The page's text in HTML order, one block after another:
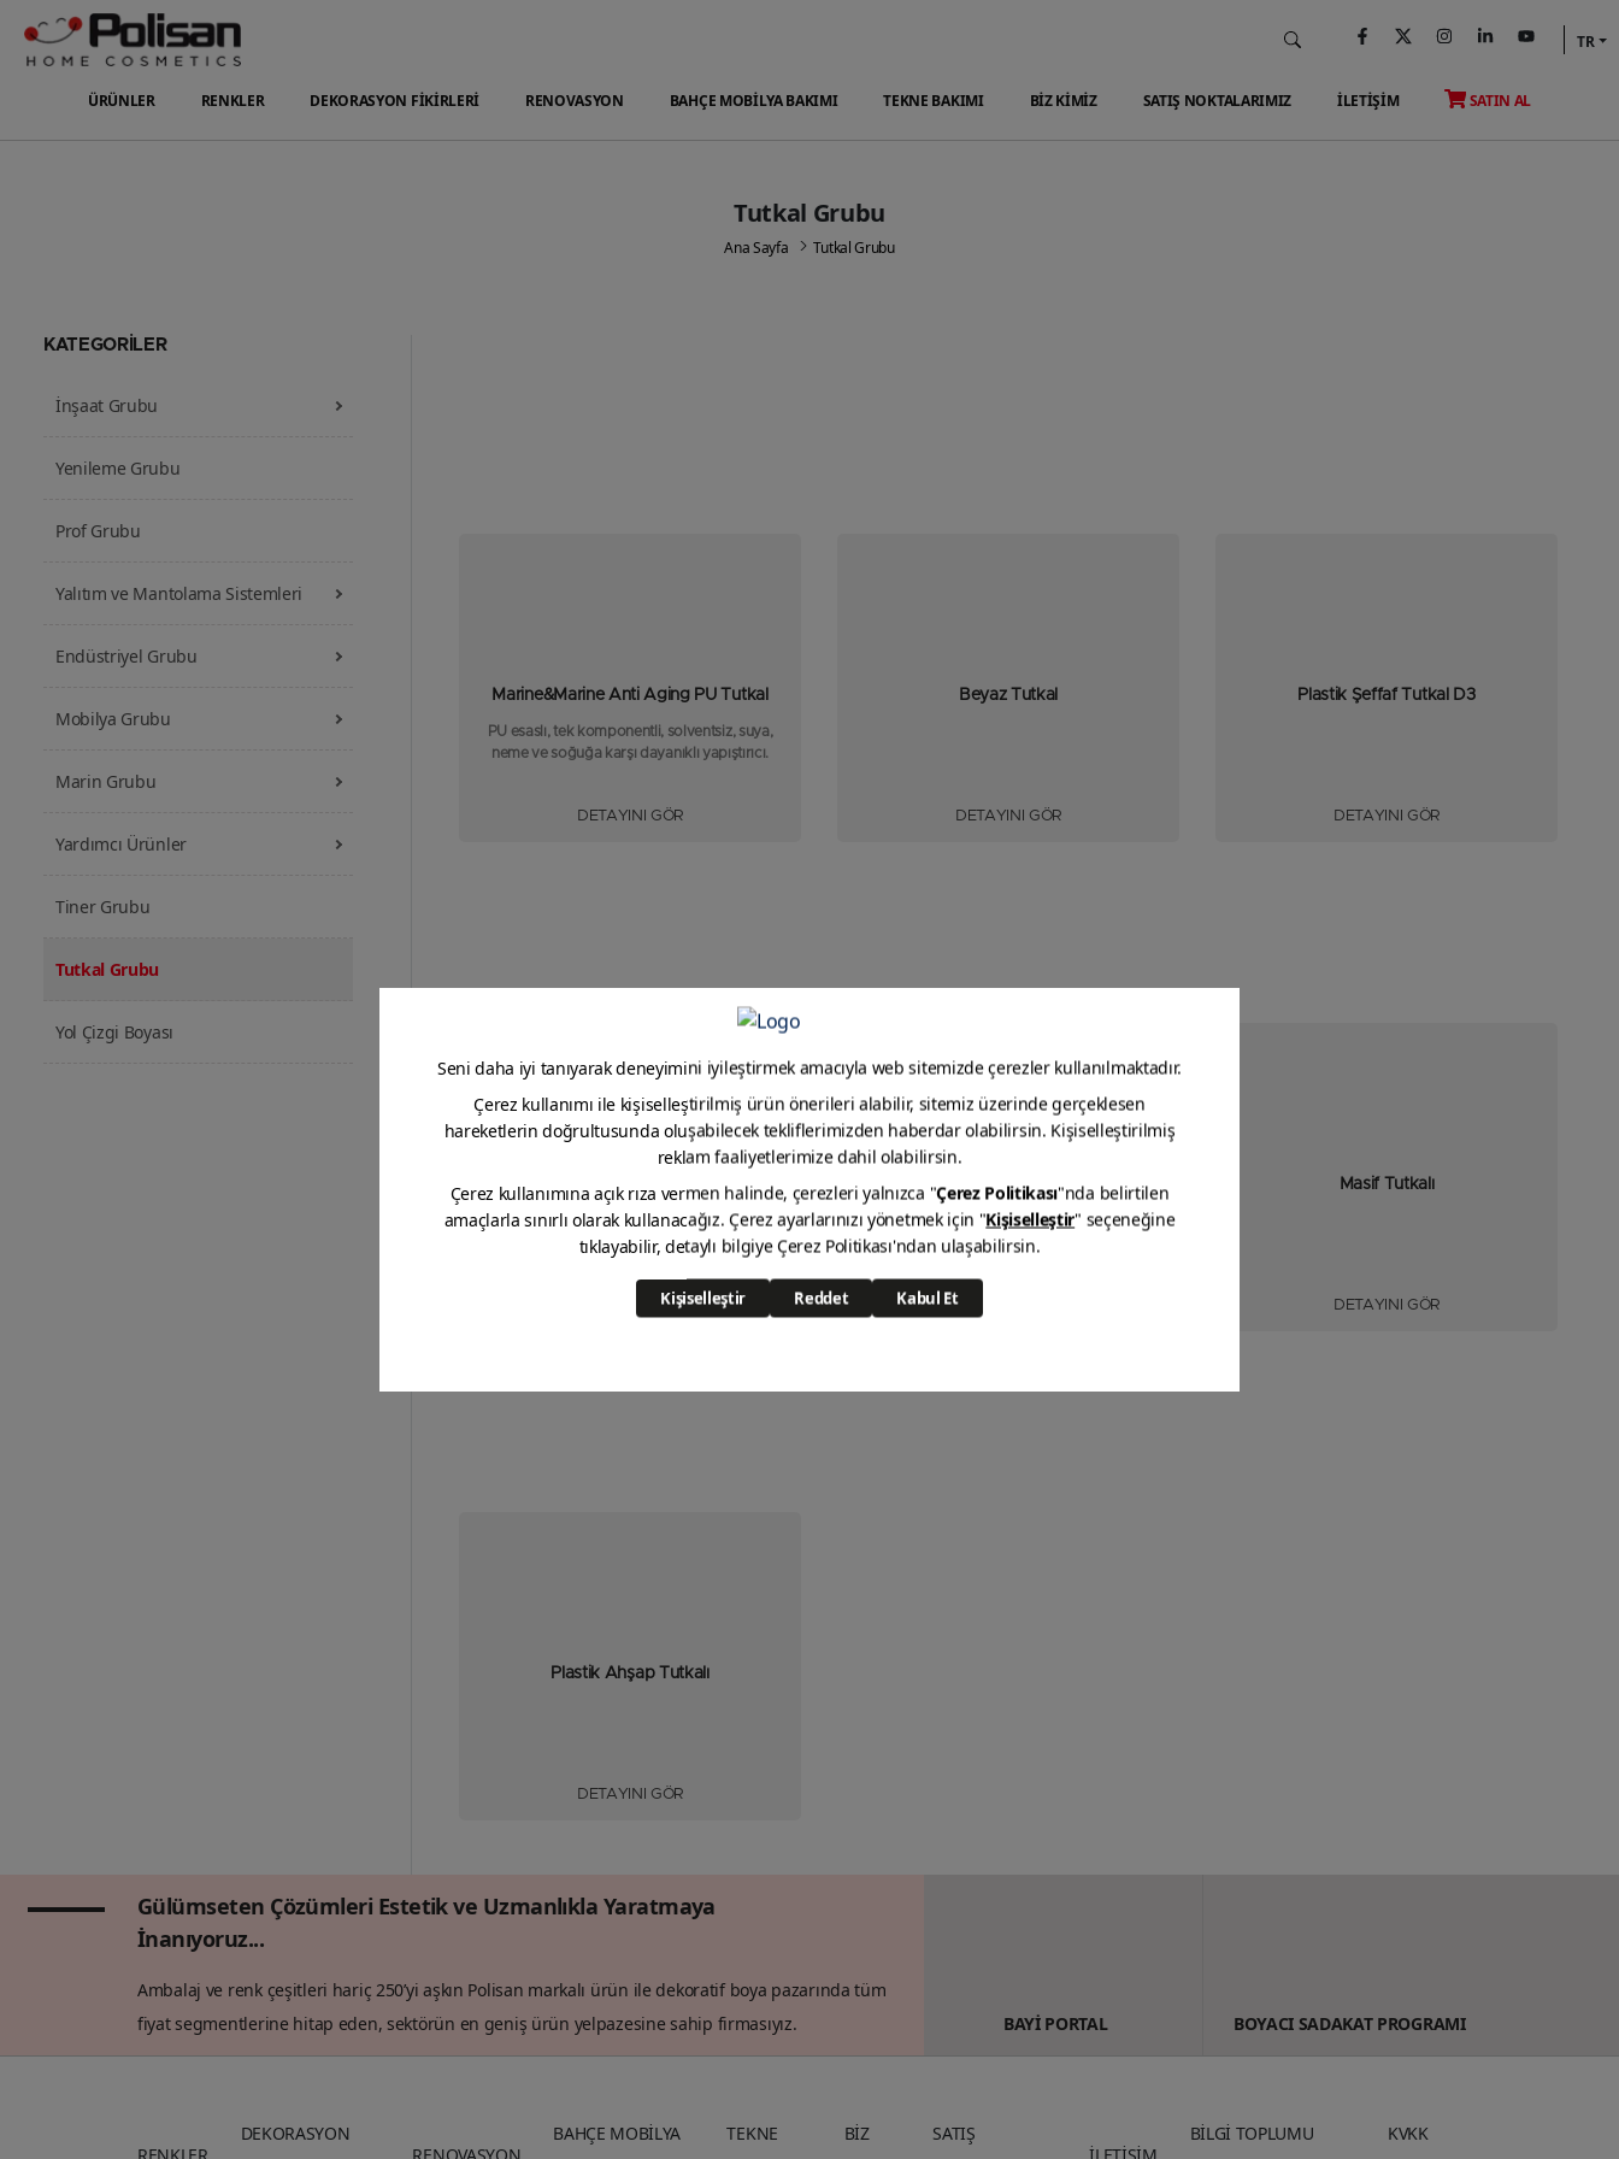
ÜRÜNLER RENKLER DEKORASYON FİKİRLERİ RENOVASYON BAHÇE MOBİLYA BAKIMI TEKNE BAKIMI BİZ KİMİZ SATIŞ NOKTALARIMIZ İLETİŞİM SATIN AL
TR
Tutkal Grubu
Ana Sayfa Tutkal Grubu
KATEGORİLER
İnşaat Grubu
Yenileme Grubu
Prof Grubu
Yalıtım ve Mantolama Sistemleri
Endüstriyel Grubu
Mobilya Grubu
Marin Grubu
Yardımcı Ürünler
Tiner Grubu
Tutkal Grubu
Yol Çizgi Boyası
Marine&Marine Anti Aging PU Tutkal
PU esaslı, tek komponentli, solventsiz, suya,
neme ve soğuğa karşı dayanıklı yapıştırıcı.
DETAYINI GÖR
Beyaz Tutkal
DETAYINI GÖR
Plastik Şeffaf Tutkal D3
DETAYINI GÖR
Plastik Şeffaf Tutkal
DETAYINI GÖR
Süper Masif Tutkalı
DETAYINI GÖR
Masif Tutkalı
DETAYINI GÖR
Plastik Ahşap Tutkalı
DETAYINI GÖR
Gülümseten Çözümleri Estetik ve Uzmanlıkla Yaratmaya
İnanıyoruz...
Ambalaj ve renk çeşitleri hariç 250’yi aşkın Polisan markalı ürün ile dekoratif boya pazarında tüm
fiyat segmentlerine hitap eden, sektörün en geniş ürün yelpazesine sahip firmasıyız.
BAYİ PORTAL BOYACI SADAKAT PROGRAMI
DEKORASYON
BAHÇE MOBİLYA TEKNE BİZ
SATIŞ
BİLGİ TOPLUMU KVKK